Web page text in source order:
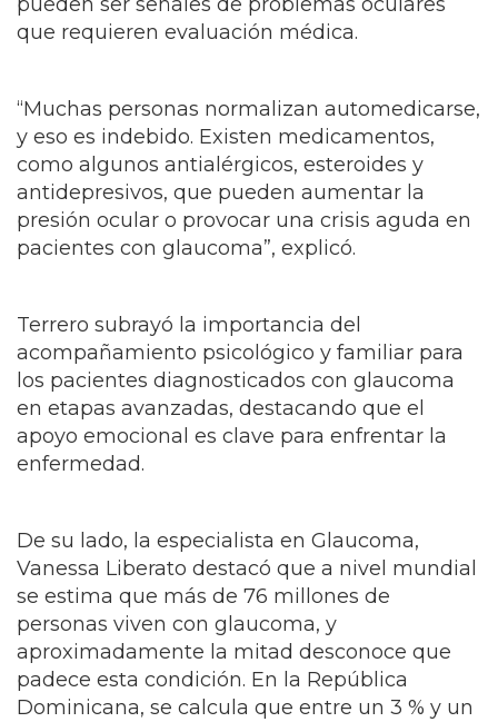
que requieren evaluación médica.
“Muchas personas normalizan automedicarse,
y eso es indebido. Existen medicamentos,
como algunos antialérgicos, esteroides y
antidepresivos, que pueden aumentar la
presión ocular o provocar una crisis aguda en
pacientes con glaucoma”, explicó.
Terrero subrayó la importancia del
acompañamiento psicológico y familiar para
los pacientes diagnosticados con glaucoma
en etapas avanzadas, destacando que el
apoyo emocional es clave para enfrentar la
enfermedad.
De su lado, la especialista en Glaucoma,
Vanessa Liberato destacó que a nivel mundial
se estima que más de 76 millones de
personas viven con glaucoma, y
aproximadamente la mitad desconoce que
padece esta condición. En la República
Dominicana, se calcula que entre un 3 % y un